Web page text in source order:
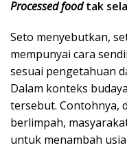
Processed foodtak
Seto menyebutkan,
mempunyai cara
sesuai pengetahuan
Dalam konteks
tersebut. Contohnya,
berlimpah,
untuk menambah